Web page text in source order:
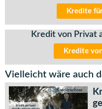
Kredite
Kredit von Privat
Kredite
Vielleicht wäre auch